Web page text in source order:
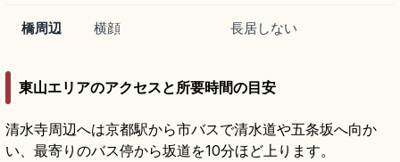
橋周辺 横顔 長居しない
東山エリアのアクセスと所要時間の目安
清水寺周辺へは京都駅から市バスで清水道や五条坂へ向か
い、最寄りのバス停から坂道を10分ほど上ります。